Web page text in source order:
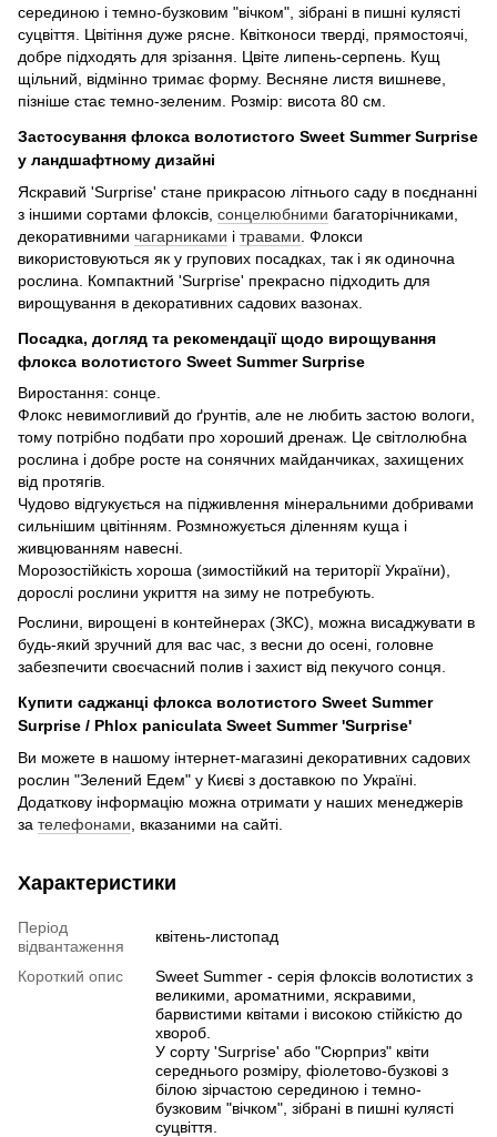
серединою і темно-бузковим "вічком", зібрані в пишні кулясті
суцвіття. Цвітіння дуже рясне. Квітконоси тверді, прямостоячі,
добре підходять для зрізання. Цвіте липень-серпень. Кущ
щільний, відмінно тримає форму. Весняне листя вишневе,
пізніше стає темно-зеленим. Розмір: висота 80 см.
Застосування флокса волотистого Sweet Summer Surprise
у ландшафтному дизайні
Яскравий 'Surprise' стане прикрасою літнього саду в поєднанні
з іншими сортами флоксів, сонцелюбними багаторічниками,
декоративними чагарниками і травами . Флокси
використовуються як у групових посадках, так і як одиночна
рослина. Компактний 'Surprise' прекрасно підходить для
вирощування в декоративних садових вазонах.
Посадка, догляд та рекомендації щодо вирощування
флокса волотистого Sweet Summer Surprise
Виростання: сонце.
Флокс невимогливий до ґрунтів, але не любить застою вологи,
тому потрібно подбати про хороший дренаж. Це світлолюбна
рослина і добре росте на сонячних майданчиках, захищених
від протягів.
Чудово відгукується на підживлення мінеральними добривами
сильнішим цвітінням. Розмножується діленням куща і
живцюванням навесні.
Морозостійкість хороша (зимостійкий на території України),
дорослі рослини укриття на зиму не потребують.
Рослини, вирощені в контейнерах (ЗКС), можна висаджувати в
будь-який зручний для вас час, з весни до осені, головне
забезпечити своєчасний полив і захист від пекучого сонця.
Купити саджанці флокса волотистого Sweet Summer
Surprise / Phlox paniculata Sweet Summer 'Surprise'
Ви можете в нашому інтернет-магазині декоративних садових
рослин "Зелений Едем" у Києві з доставкою по Україні.
Додаткову інформацію можна отримати у наших менеджерів
за телефонами , вказаними на сайті.
Характеристики
Період
відвантаження
квітень-листопад
Короткий опис
Sweet Summer - серія флоксів волотистих з
великими, ароматними, яскравими,
барвистими квітами і високою стійкістю до
хвороб.
У сорту 'Surprise' або "Сюрприз" квіти
середнього розміру, фіолетово-бузкові з
білою зірчастою серединою і темно-
бузковим "вічком", зібрані в пишні кулясті
суцвіття.